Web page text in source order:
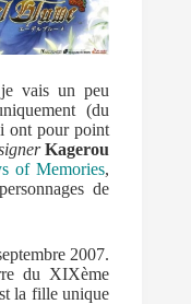
vais un peu
(du
ont pour point
Kagerou
of Memories,
de
2007.
du XIXème
la fille unique